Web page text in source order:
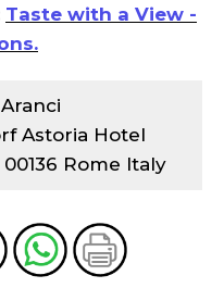
Taste with a View -
Astoria Hotel
Rome Italy